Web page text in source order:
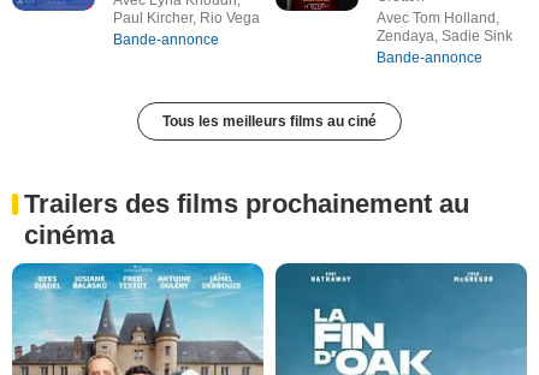
Paul Kircher, Rio Vega
Bande-annonce
Avec Tom Holland,
Zendaya, Sadie Sink
Bande-annonce
Tous les meilleurs films au ciné
Trailers des films prochainement au
cinéma